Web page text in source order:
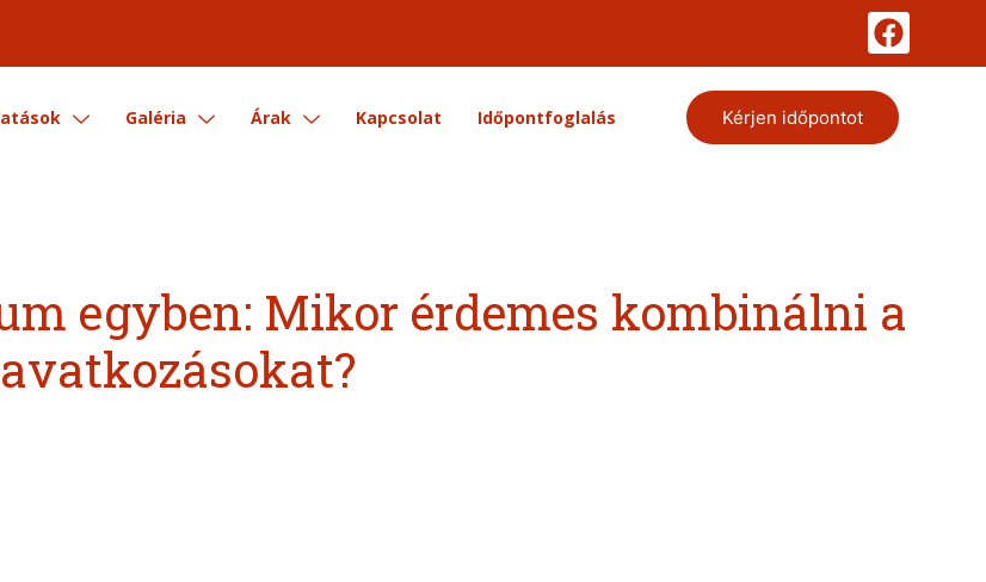
Galéria Árak Kapcsolat Időpontfoglalás Kérjen időpontot
egyben: Mikor érdemes kombinálni a